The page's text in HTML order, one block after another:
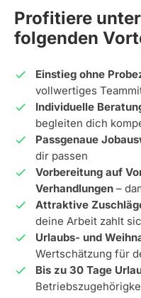
Profitiere
folgenden
Einstieg ohne
vollwertiges
Individuelle
begleiten dich
Passgenaue
dir passen
Vorbereitung auf
Verhandlungen –
Attraktive
deine Arbeit zahlt
Urlaubs- und
Wertschätzung für
Bis zu 30 Tage